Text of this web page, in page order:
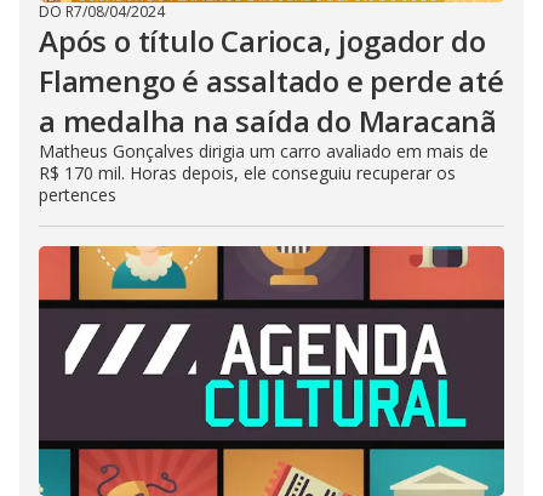
DO R7/08/04/2024
Após o título Carioca, jogador do
Flamengo é assaltado e perde até
a medalha na saída do Maracanã
Matheus Gonçalves dirigia um carro avaliado em mais de
R$ 170 mil. Horas depois, ele conseguiu recuperar os
pertences